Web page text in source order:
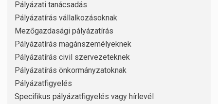
Pályázati tanácsadás
Pályázatírás vállalkozásoknak
Mezőgazdasági pályázatírás
Pályázatírás magánszemélyeknek
Pályázatírás civil szervezeteknek
Pályázatírás önkormányzatoknak
Pályázatfigyelés
Specifikus pályázatfigyelés vagy hírlevél